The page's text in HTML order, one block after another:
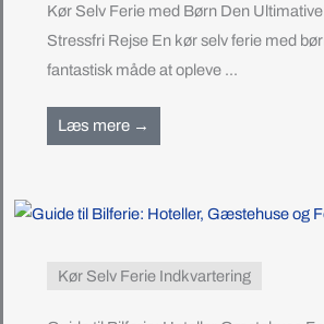
Kør Selv Ferie med Børn Den
Stressfri Rejse En kør selv ferie med
fantastisk måde at opleve ...
Læs mere →
Kør Selv Ferie Indkvartering